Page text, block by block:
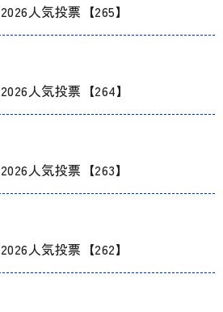
人気投票【265】
人気投票【264】
人気投票【263】
人気投票【262】